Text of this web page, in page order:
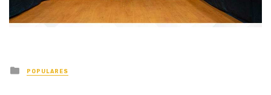
Posted
in
POPULARES